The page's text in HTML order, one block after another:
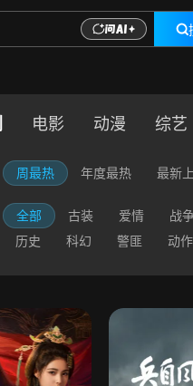
电影 动漫 综艺
周最热 年度最热 最新
全部 古装 爱情
战
历史
科幻 警匪 动作